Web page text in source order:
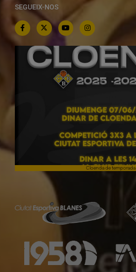
SEGUEIX-NOS
Cloenda de temporada